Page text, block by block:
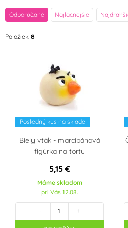
značka
Frischmann
Bílá (1)
Červená
Zelená (1)
Marcipán (6)
Výrobce deklaruje
Odporúčané Najlacnejšie
Položiek: 8
Posledný kus na sklade
Biely vták - marcipánová
figúrka na tortu
5,15 €
Máme skladom
pri Vás 12.08.
- +